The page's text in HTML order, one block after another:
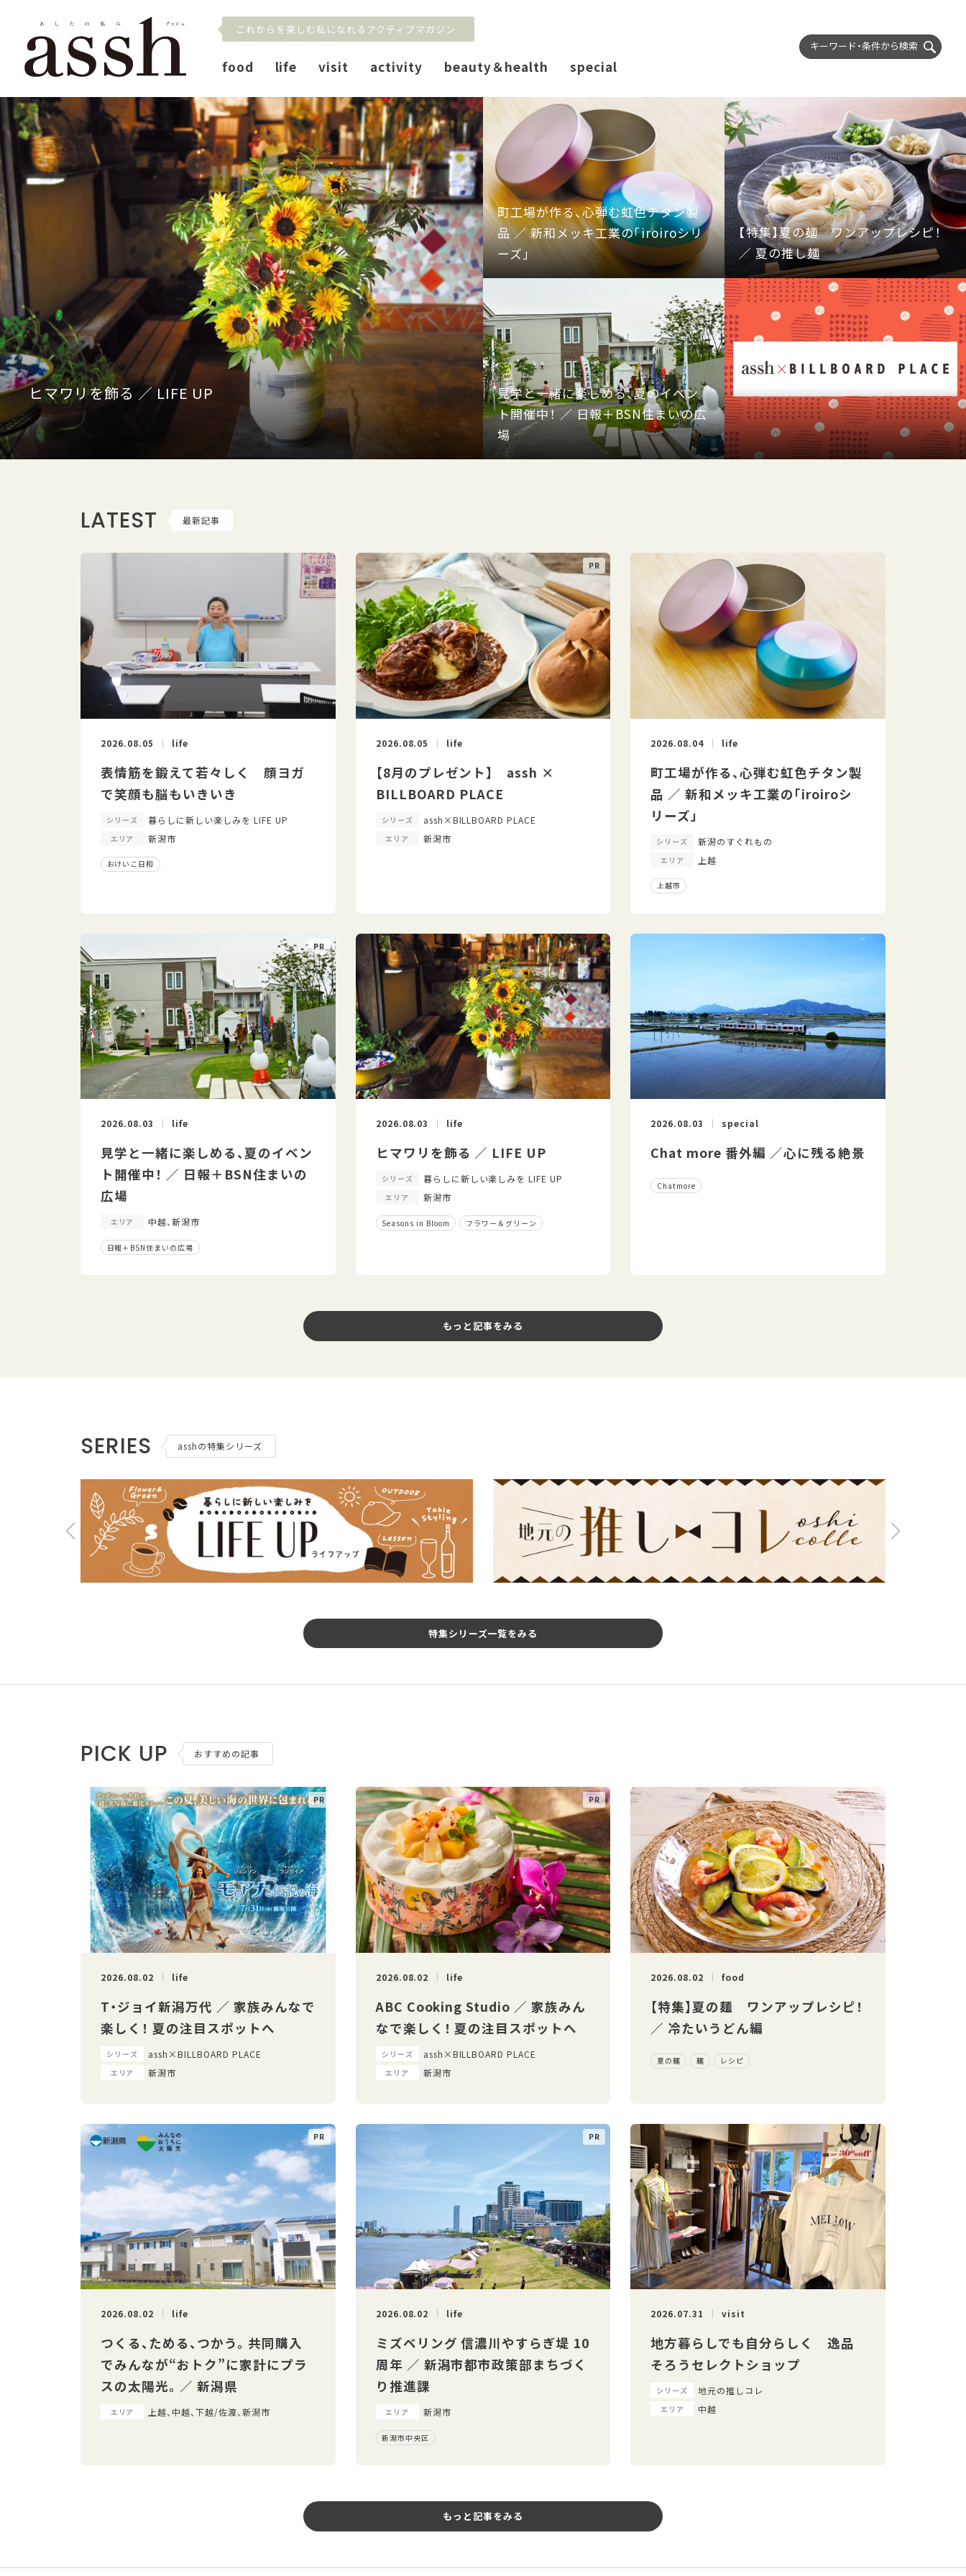
これからを楽しむ私になれるアクティブマガジン
food life visit activity beauty＆health special
キーワード・条件から検索
ヒマワリを飾る ／ LIFE UP
町工場が作る、心弾む虹色チタン製
品 ／ 新和メッキ工業の「iroiroシリ
ーズ」
【特集】夏の麺 ワンアップレシピ！
／ 夏の推し麺
見学と一緒に楽しめる、夏のイベン
ト開催中！ ／ 日報＋BSN住まいの広
場
LATEST 最新記事
2026.08.05 life
表情筋を鍛えて若々しく 顔ヨガ
で笑顔も脳もいきいき
シリーズ 暮らしに新しい楽しみを LIFE UP
エリア 新潟市
おけいこ日和
2026.08.05 life
【8月のプレゼント】 assh ×
BILLBOARD PLACE
シリーズ assh×BILLBOARD PLACE
エリア 新潟市
2026.08.04 life
町工場が作る、心弾む虹色チタン製
品 ／ 新和メッキ工業の「iroiroシ
リーズ」
シリーズ 新潟のすぐれもの
エリア 上越
上越市
2026.08.03 life
見学と一緒に楽しめる、夏のイベン
ト開催中！ ／ 日報＋BSN住まいの
広場
エリア 中越、新潟市
日報＋BSN住まいの広場
2026.08.03 life
ヒマワリを飾る ／ LIFE UP
シリーズ 暮らしに新しい楽しみを LIFE UP
エリア 新潟市
Seasons in Bloom フラワー＆グリーン
2026.08.03 special
Chat more 番外編 ／心に残る絶景
Chatmore
もっと記事をみる
SERIES asshの特集シリーズ
特集シリーズ一覧をみる
PICK UP おすすめの記事
2026.08.02 life
T・ジョイ新潟万代 ／ 家族みんなで
楽しく！ 夏の注目スポットへ
シリーズ assh×BILLBOARD PLACE
エリア 新潟市
2026.08.02 life
ABC Cooking Studio ／ 家族みん
なで楽しく！ 夏の注目スポットへ
シリーズ assh×BILLBOARD PLACE
エリア 新潟市
2026.08.02 food
【特集】夏の麺 ワンアップレシピ！
／ 冷たいうどん編
夏の麺 麺 レシピ
2026.08.02 life
つくる、ためる、つかう。 共同購入
でみんなが“おトク”に家計にプラ
スの太陽光。 ／ 新潟県
エリア 上越、中越、下越/佐渡、新潟市
2026.08.02 life
ミズベリング 信濃川やすらぎ堤 10
周年 ／ 新潟市都市政策部まちづく
り推進課
エリア 新潟市
新潟市中央区
2026.07.31 visit
地方暮らしでも自分らしく 逸品
そろうセレクトショップ
シリーズ 地元の推しコレ
エリア 中越
もっと記事をみる